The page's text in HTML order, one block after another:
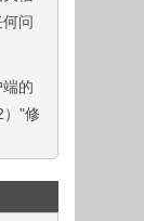
问
的
）"修